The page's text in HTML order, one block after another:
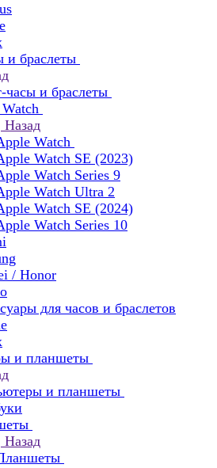
и браслеты
часы и браслеты
Назад
Watch
Watch SE (2023)
Watch Series 9
Watch Ultra 2
Watch SE (2024)
Watch Series 10
/ Honor
для часов и браслетов
и планшеты
и планшеты
Назад